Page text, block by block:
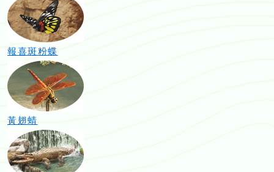
報喜斑粉蝶
黃翅蜻